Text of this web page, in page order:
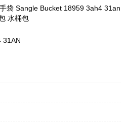
袋 Sangle Bucket 18959 3ah4 31an
水桶包
31AN